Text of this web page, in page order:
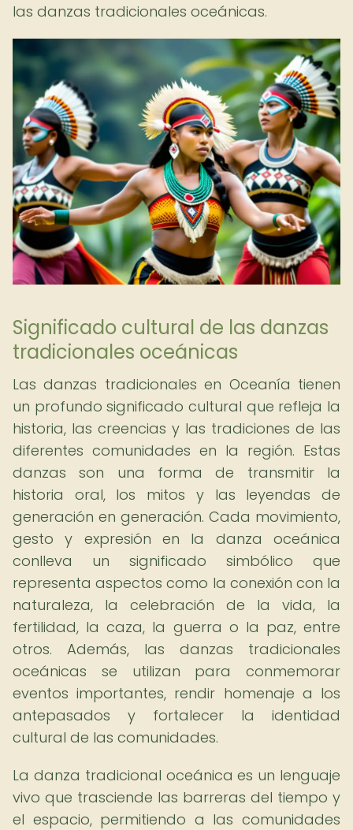
las danzas tradicionales oceánicas.
Significado cultural de las danzas
tradicionales oceánicas
Las danzas tradicionales en Oceanía tienen
un profundo significado cultural que refleja la
historia, las creencias y las tradiciones de las
diferentes comunidades en la región. Estas
danzas son una forma de transmitir la
historia oral, los mitos y las leyendas de
generación en generación. Cada movimiento,
gesto y expresión en la danza oceánica
conlleva un significado simbólico que
representa aspectos como la conexión con la
naturaleza, la celebración de la vida, la
fertilidad, la caza, la guerra o la paz, entre
otros. Además, las danzas tradicionales
oceánicas se utilizan para conmemorar
eventos importantes, rendir homenaje a los
antepasados y fortalecer la identidad
cultural de las comunidades.
La danza tradicional oceánica es un lenguaje
vivo que trasciende las barreras del tiempo y
el espacio, permitiendo a las comunidades